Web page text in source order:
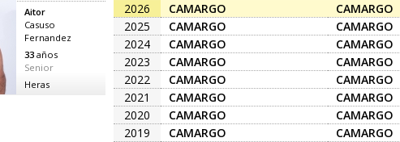
Aitor
Casuso
Fernandez
33 años
Senior
Heras
2026
CAMARGO
CAMARGO
2025
CAMARGO
CAMARGO
2024
CAMARGO
CAMARGO
2023
CAMARGO
CAMARGO
2022
CAMARGO
CAMARGO
2021
CAMARGO
CAMARGO
2020
CAMARGO
CAMARGO
2019
CAMARGO
CAMARGO